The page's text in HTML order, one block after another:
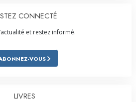
CONNECTÉ
et restez informé.
VOUS
LIVRES